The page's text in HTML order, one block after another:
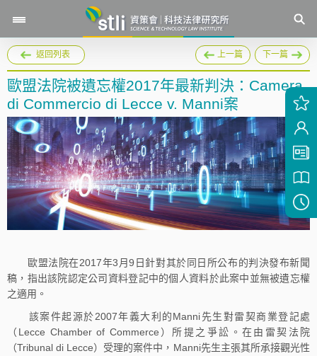
返回列表 上一篇 下一篇
歐盟法院被遺忘權2017年最新判決：Camera
di Commercio di Lecce v. Manni案
歐盟法院在2017年3月9日針對其於同日所公布的判決發布新聞
稿，指出該院認定公司資料登記中的個人資料於此案中並無被遺忘權
之適用。
該案件起源於2007年義大利的Manni先生對雷契商業登記處
（Lecce Chamber of Commerce）所提之爭訟。在由雷契法院
（Tribunal di Lecce）受理的案件中，Manni先生主張其所承接觀光性